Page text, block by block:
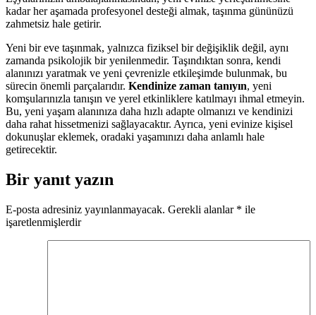
kadar her aşamada profesyonel desteği almak, taşınma gününüzü
zahmetsiz hale getirir.
Yeni bir eve taşınmak, yalnızca fiziksel bir değişiklik değil, aynı
zamanda psikolojik bir yenilenmedir. Taşındıktan sonra, kendi
alanınızı yaratmak ve yeni çevrenizle etkileşimde bulunmak, bu
sürecin önemli parçalarıdır. Kendinize zaman tanıyın, yeni
komşularınızla tanışın ve yerel etkinliklere katılmayı ihmal etmeyin.
Bu, yeni yaşam alanınıza daha hızlı adapte olmanızı ve kendinizi
daha rahat hissetmenizi sağlayacaktır. Ayrıca, yeni evinize kişisel
dokunuşlar eklemek, oradaki yaşamınızı daha anlamlı hale
getirecektir.
Bir yanıt yazın
E-posta adresiniz yayınlanmayacak. Gerekli alanlar * ile
işaretlenmişlerdir